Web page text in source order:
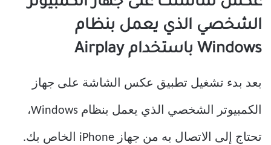
الشخصي الذي يعمل بنظام
Windows باستخدام Airplay
بعد بدء تشغيل تطبيق عكس الشاشة على جهاز
الكمبيوتر الشخصي الذي يعمل بنظام Windows،
تحتاج إلى الاتصال به من جهاز iPhone الخاص بك.